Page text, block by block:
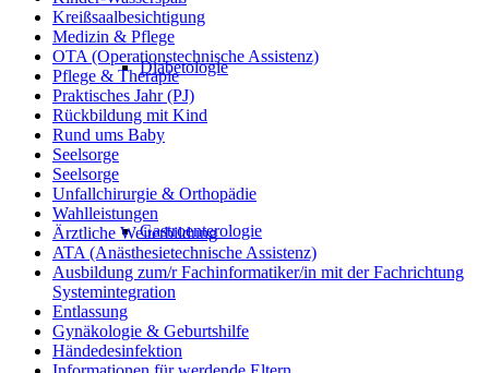
Diabetologie
Gastroenterologie
Kreißsaalbesichtigung
Medizin & Pflege
OTA (Operationstechnische Assistenz)
Pflege & Therapie
Praktisches Jahr (PJ)
Rückbildung mit Kind
Rund ums Baby
Seelsorge
Seelsorge
Unfallchirurgie & Orthopädie
Wahlleistungen
Ärztliche Weiterbildung
ATA (Anästhesietechnische Assistenz)
Ausbildung zum/r Fachinformatiker/in mit der Fachrichtung
Systemintegration
Entlassung
Gynäkologie & Geburtshilfe
Händedesinfektion